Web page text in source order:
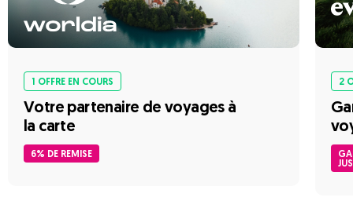
1 OFFRE EN COURS
Votre partenaire de voyages à
la carte
6% DE REMISE
2